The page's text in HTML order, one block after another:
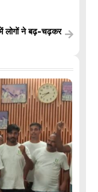
में लोगों ने बढ़-चढ़कर